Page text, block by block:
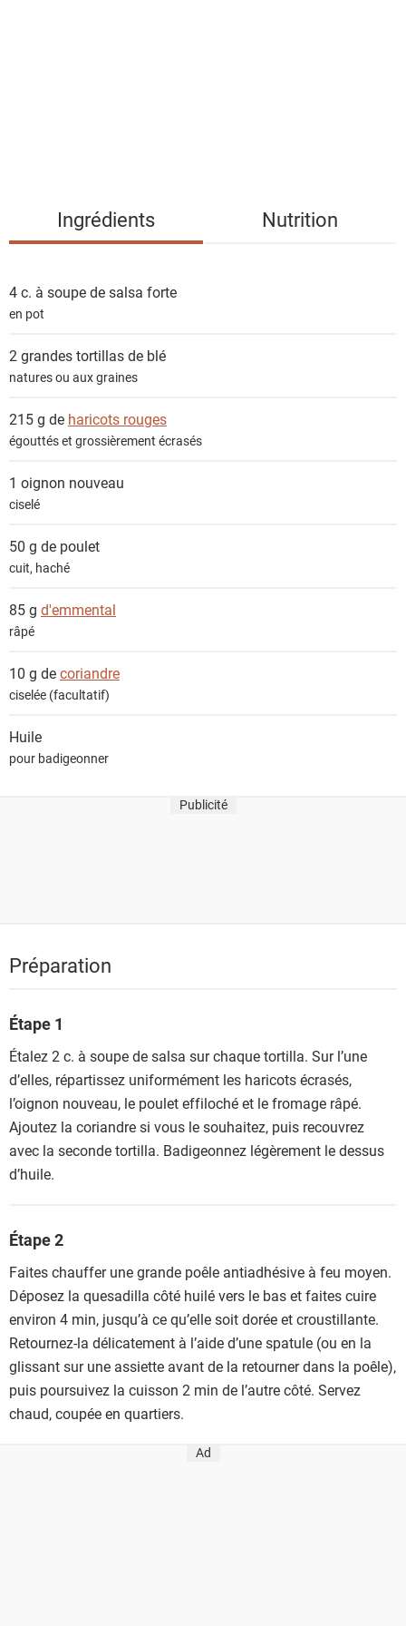
i
e
n
t
Ingrédients Nutrition
4 c. à soupe desalsa forte
en pot
2 grandestortillas de blé
natures ou aux graines
215 g de haricots rouges
égouttés et grossièrement écrasés
1 oignon nouveau
ciselé
50 g de poulet
cuit, haché
85 g d'emmental
râpé
10 g decoriandre
ciselée (facultatif)
Huile
pour badigeonner
Publicité
Préparation
Étape 1
Étalez 2 c. à soupe de salsa sur chaque tortilla. Sur l’une
d’elles, répartissez uniformément les haricots écrasés,
l’oignon nouveau, le poulet effiloché et le fromage râpé.
Ajoutez la coriandre si vous le souhaitez, puis recouvrez
avec la seconde tortilla. Badigeonnez légèrement le dessus
d’huile.
Étape 2
Faites chauffer une grande poêle antiadhésive à feu moyen.
Déposez la quesadilla côté huilé vers le bas et faites cuire
environ 4 min, jusqu’à ce qu’elle soit dorée et croustillante.
Retournez-la délicatement à l’aide d’une spatule (ou en la
glissant sur une assiette avant de la retourner dans la poêle),
puis poursuivez la cuisson 2 min de l’autre côté. Servez
chaud, coupée en quartiers.
Ad